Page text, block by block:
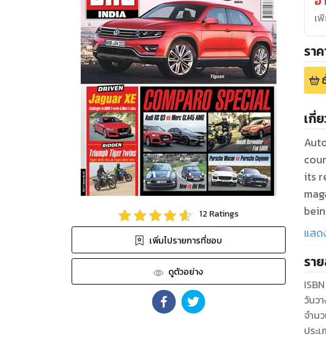
12 Ratings
เพิ่มไปรายการที่ชอบ
ดูตัวอย่าง
เ
รา
เกี่
its
แสด
รา
วันว
จำน
ประ